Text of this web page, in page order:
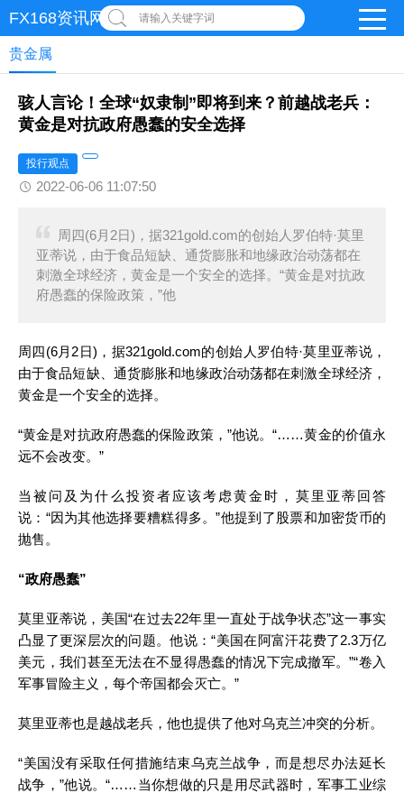
FX168资讯网 请输入关键字词
贵金属
骇人言论！全球“奴隶制”即将到来？前越战老兵：
黄金是对抗政府愚蠢的安全选择
投行观点
2022-06-06 11:07:50
周四(6月2日)，据321gold.com的创始人罗伯特·莫里
亚蒂说，由于食品短缺、通货膨胀和地缘政治动荡都在
刺激全球经济，黄金是一个安全的选择。“黄金是对抗政
府愚蠢的保险政策，”他
周四(6月2日)，据321gold.com的创始人罗伯特·莫里亚蒂说，
由于食品短缺、通货膨胀和地缘政治动荡都在刺激全球经济，
黄金是一个安全的选择。
“黄金是对抗政府愚蠢的保险政策，”他说。“……黄金的价值永
远不会改变。”
当被问及为什么 投资者应该考虑黄金时，莫里亚蒂回答
说：“因为其他选择要糟糕得多。”他提到了股票和加密货币的
抛售。
“政府愚蠢”
莫里亚蒂说，美国“在过去22年里一直处于战争状态”这一事实
凸显了更深层次的问题。他说：“美国在阿富汗花费了2.3万亿
美元 ，我们甚至无法在不显得愚蠢的情况下完成撤军。”“卷入
军事冒险主义，每个帝国都会灭亡。”
莫里亚蒂也是越战老兵，他也提供了他对乌克兰冲突的分析。
“美国没有采取任何措施结束乌克兰战争，而是想尽办法延长
战争，”他说。“……当你想做的只是用尽武器时，军事工业综